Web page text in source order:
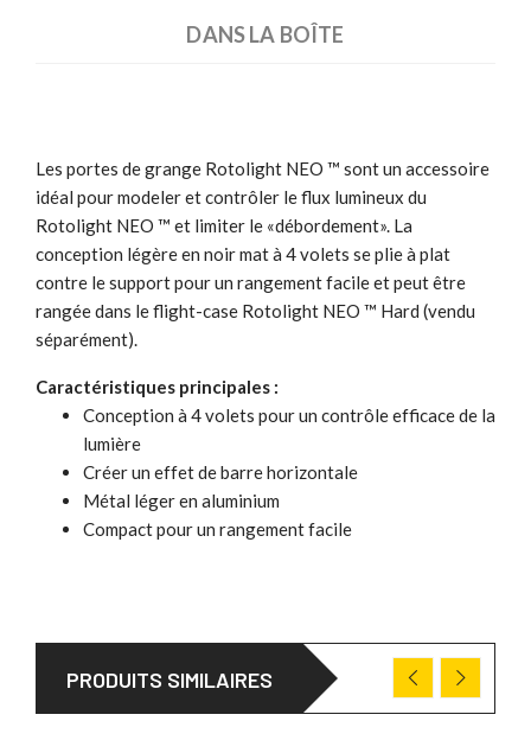
DANS LA BOÎTE
Les portes de grange Rotolight NEO ™ sont un accessoire
idéal pour modeler et contrôler le flux lumineux du
Rotolight NEO ™ et limiter le «débordement». La
conception légère en noir mat à 4 volets se plie à plat
contre le support pour un rangement facile et peut être
rangée dans le flight-case Rotolight NEO ™ Hard (vendu
séparément).
Caractéristiques principales :
Conception à 4 volets pour un contrôle efficace de la
lumière
Créer un effet de barre horizontale
Métal léger en aluminium
Compact pour un rangement facile
PRODUITS SIMILAIRES